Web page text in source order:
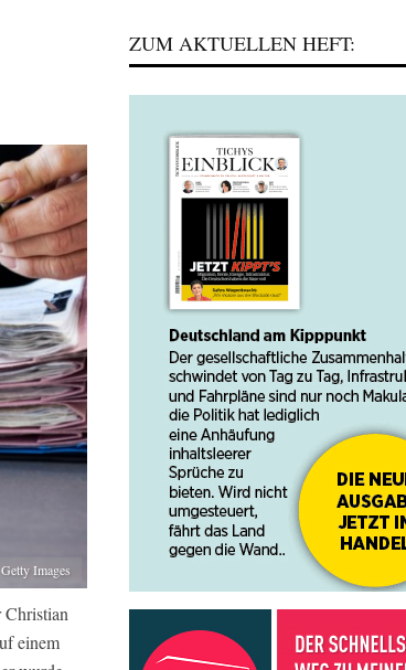
Images
Christian
einem
ZUM AKTUELLEN HEFT: